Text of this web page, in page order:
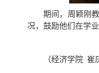
期间，周颖刚
况，鼓励他们在学
（经济学院 崔